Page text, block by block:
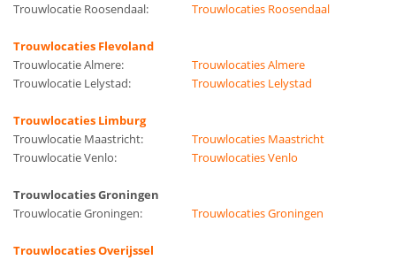
Trouwlocatie Roosendaal:
Trouwlocaties Roosendaal
Trouwlocaties Flevoland
Trouwlocatie Almere:
Trouwlocaties Almere
Trouwlocatie Lelystad:
Trouwlocaties Lelystad
Trouwlocaties Limburg
Trouwlocatie Maastricht:
Trouwlocaties Maastricht
Trouwlocatie Venlo:
Trouwlocaties Venlo
Trouwlocaties Groningen
Trouwlocatie Groningen:
Trouwlocaties Groningen
Trouwlocaties Overijssel